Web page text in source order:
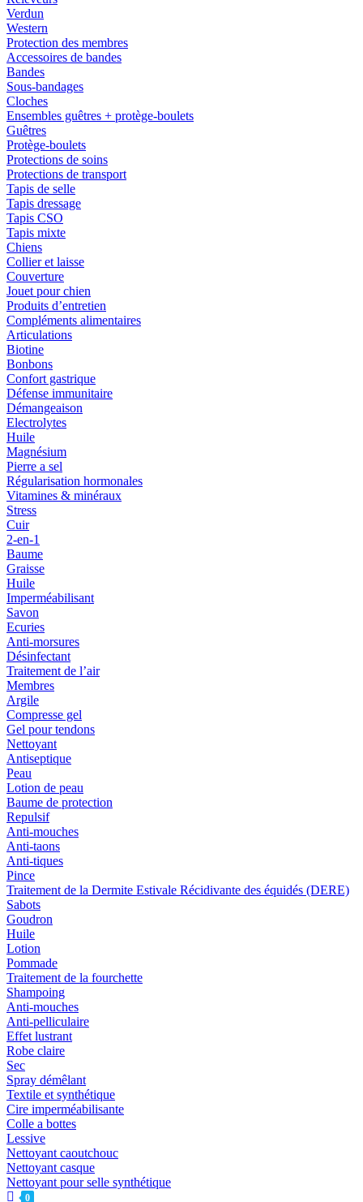
Verdun
Western
Protection des membres
Accessoires de bandes
Bandes
Sous-bandages
Cloches
Ensembles guêtres + protège-boulets
Guêtres
Protège-boulets
Protections de soins
Protections de transport
Tapis de selle
Tapis dressage
Tapis CSO
Tapis mixte
Chiens
Collier et laisse
Couverture
Jouet pour chien
Produits d’entretien
Compléments alimentaires
Articulations
Biotine
Bonbons
Confort gastrique
Défense immunitaire
Démangeaison
Electrolytes
Huile
Magnésium
Pierre a sel
Régularisation hormonales
Vitamines & minéraux
Stress
Cuir
2-en-1
Baume
Graisse
Huile
Imperméabilisant
Savon
Ecuries
Anti-morsures
Désinfectant
Traitement de l’air
Membres
Argile
Compresse gel
Gel pour tendons
Nettoyant
Antiseptique
Peau
Lotion de peau
Baume de protection
Repulsif
Anti-mouches
Anti-taons
Anti-tiques
Pince
Traitement de la Dermite Estivale Récidivante des équidés (DERE)
Sabots
Goudron
Huile
Lotion
Pommade
Traitement de la fourchette
Shampoing
Anti-mouches
Anti-pelliculaire
Effet lustrant
Robe claire
Sec
Spray démêlant
Textile et synthétique
Cire imperméabilisante
Colle a bottes
Lessive
Nettoyant caoutchouc
Nettoyant casque
Nettoyant pour selle synthétique
0